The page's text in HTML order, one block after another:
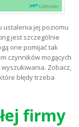
ustalenia jej poziomu
jest szczególnie
one pomijać tak
czynników mogących
Zobacz,
błędy trzeba
firmy